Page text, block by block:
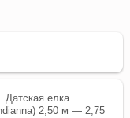
Датская елка
2,50 м — 2,75